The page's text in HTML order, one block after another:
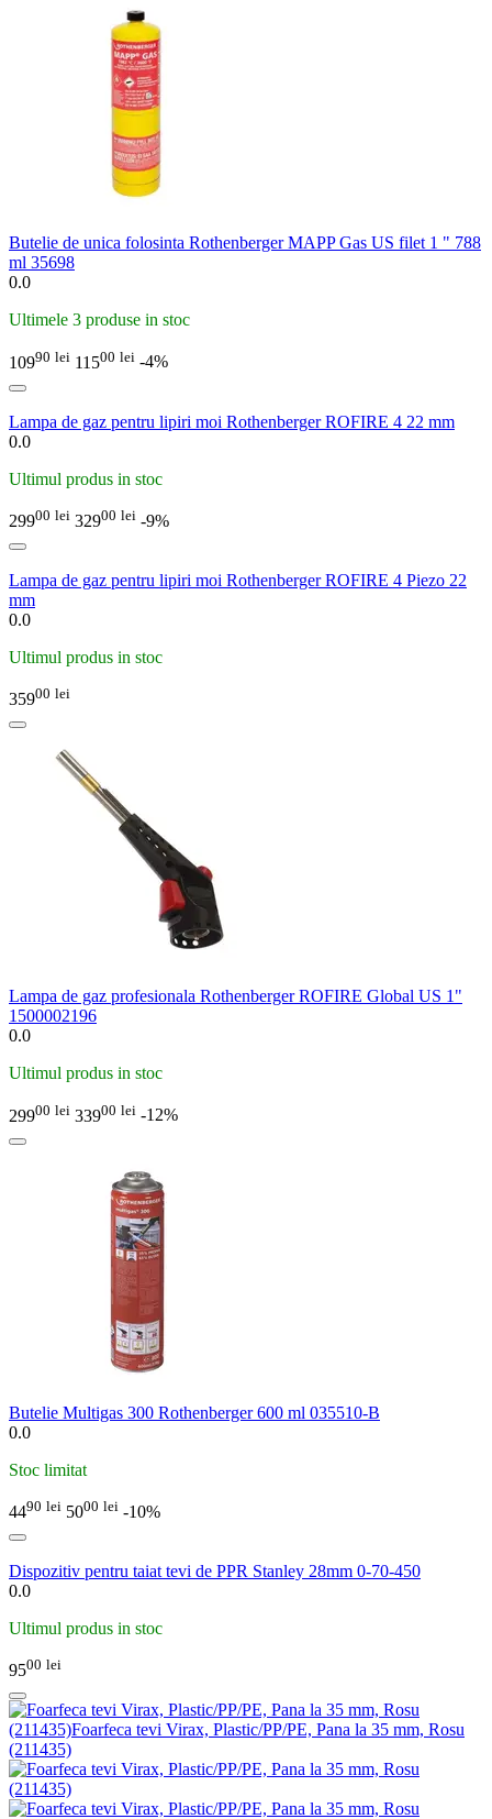
Butelie de unica folosinta Rothenberger MAPP Gas US filet 1 " 788
ml 35698
0.0
Ultimele 3 produse in stoc
10990 lei 11500 lei -4%
Lampa de gaz pentru lipiri moi Rothenberger ROFIRE 4 22 mm
0.0
Ultimul produs in stoc
29900 lei 32900 lei -9%
Lampa de gaz pentru lipiri moi Rothenberger ROFIRE 4 Piezo 22
mm
0.0
Ultimul produs in stoc
35900 lei
Lampa de gaz profesionala Rothenberger ROFIRE Global US 1"
1500002196
0.0
Ultimul produs in stoc
29900 lei 33900 lei -12%
Butelie Multigas 300 Rothenberger 600 ml 035510-B
0.0
Stoc limitat
4490 lei 5000 lei -10%
Dispozitiv pentru taiat tevi de PPR Stanley 28mm 0-70-450
0.0
Ultimul produs in stoc
9500 lei